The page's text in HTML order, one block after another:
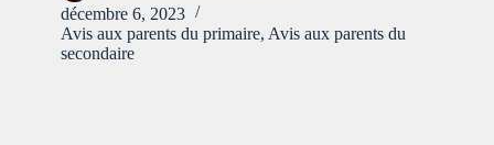
décembre 6, 2023
Avis aux parents du primaire, Avis aux parents du
secondaire